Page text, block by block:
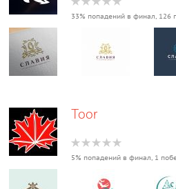
33% попадений в финал, 126
Toor
5% попадений в финал, 1